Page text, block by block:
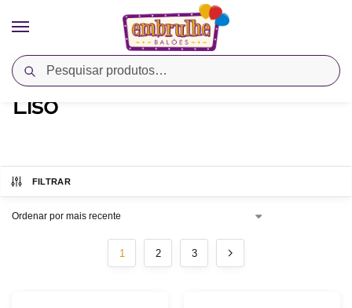
Pesquisar
Início Metalizado / Redondo Liso
Liso
FILTRAR
1 2 3